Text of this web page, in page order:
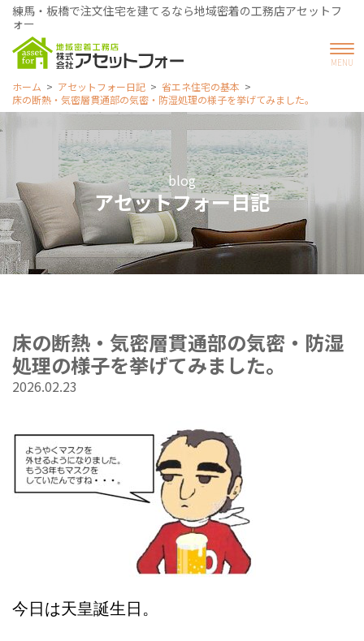
練馬・板橋で注文住宅を建てるなら地域密着の工務店アセットフ
ォー
ホーム アセットフォー日記
省エネ住宅の基本
床の断熱・気密層貫通部の気密・防湿処理の様子を挙げてみました。
blog
アセットフォー日記
床の断熱・気密層貫通部の気密・防湿
処理の様子を挙げてみました。
2026.02.23
今日は天皇誕生日。